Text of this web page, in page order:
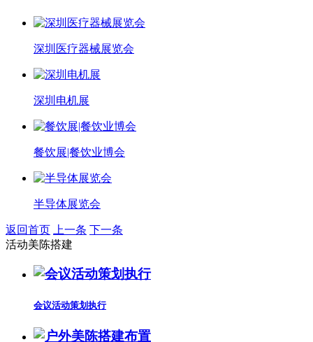
深圳医疗器械展览会
深圳电机展
餐饮展|餐饮业博会
半导体展览会
返回首页 上一条 下一条
活动美陈搭建
会议活动策划执行